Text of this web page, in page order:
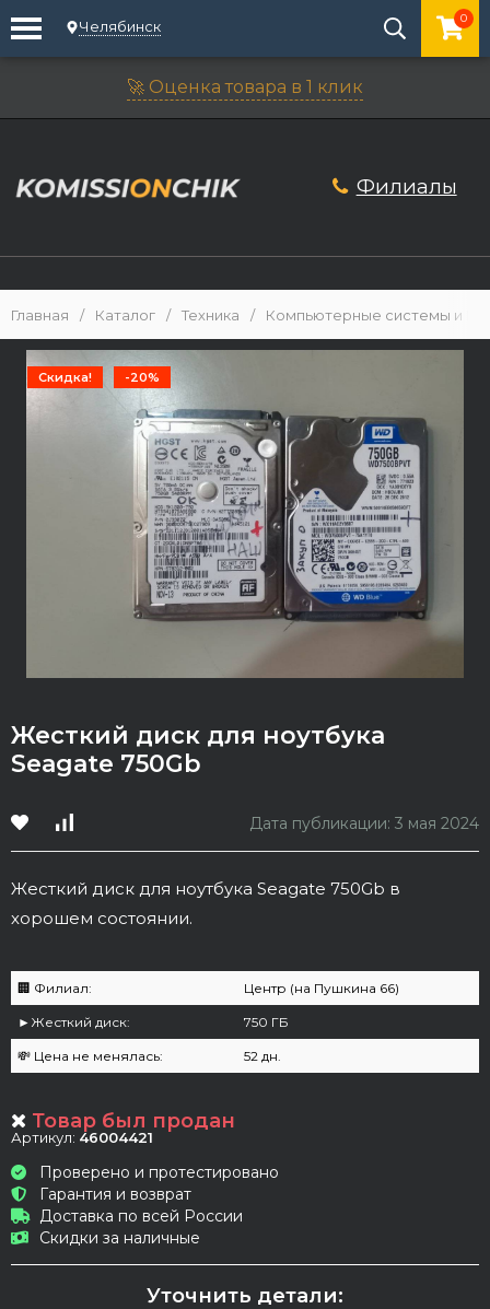
Челябинск 0
🚀 Оценка товара в 1 клик
Филиалы
Главная / Каталог / Техника / Компьютерные системы и
Скидка! -20%
Жесткий диск для ноутбука
Seagate 750Gb
Дата публикации: 3 мая 2024
Жесткий диск для ноутбука Seagate 750Gb в
хорошем состоянии.
🏢 Филиал: Центр (на Пушкина 66)
►Жесткий диск: 750 ГБ
💸 Цена не менялась: 52 дн.
Товар был продан
Артикул: 46004421
Проверено и протестировано
Гарантия и возврат
Доставка по всей России
Скидки за наличные
Уточнить детали: